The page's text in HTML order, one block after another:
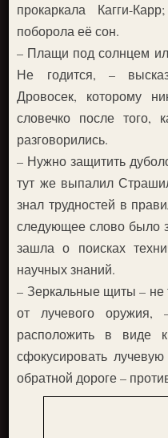
прокаркала Кагги-
поборола её сон.
– Плащи под солнцем
Не годится, –
Дровосек, которому
словечко после того,
разговорились.
– Нужно защитить
тут же выпалил
знал трудностей в
следующее слово было
зашла о поисках
научных знаний.
– Зеркальные щиты – не
от лучевого
расположить в виде
сфокусировать
обратной дороге –